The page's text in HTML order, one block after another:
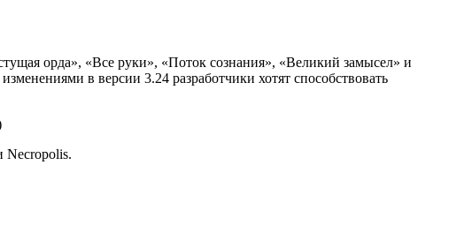
орда», «Все руки», «Поток сознания», «Великий замысел» и
в версии 3.24 разработчики хотят способствовать
Necropolis.